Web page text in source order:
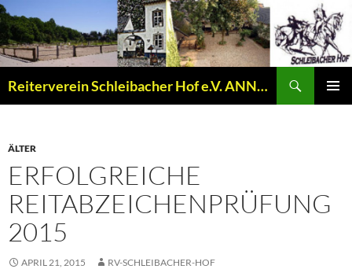
Zum
Inhalt
springen
Reiterverein Schleibacher Hof e.V. ANNO 1977
ÄLTER
ERFOLGREICHE
REITABZEICHENPRÜFUNG
2015
APRIL 21, 2015 RV-SCHLEIBACHER-HOF